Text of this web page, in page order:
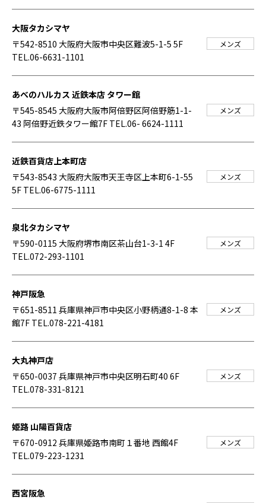
大阪タカシマヤ
〒542-8510 大阪府大阪市中央区難波5-1-5 5F
TEL.06-6631-1101
メンズ
あべのハルカス 近鉄本店 タワー館
〒545-8545 大阪府大阪市阿倍野区阿倍野筋1-1-
43 阿倍野近鉄タワー館7F TEL.06- 6624-1111
メンズ
近鉄百貨店上本町店
〒543-8543 大阪府大阪市天王寺区上本町6-1-55
5F TEL.06-6775-1111
メンズ
泉北タカシマヤ
〒590-0115 大阪府堺市南区茶山台1-3-1 4F
TEL.072-293-1101
メンズ
神戸阪急
〒651-8511 兵庫県神戸市中央区小野柄通8-1-8 本
館7F TEL.078-221-4181
メンズ
大丸神戸店
〒650-0037 兵庫県神戸市中央区明石町40 6F
TEL.078-331-8121
メンズ
姫路 山陽百貨店
〒670-0912 兵庫県姫路市南町１番地 西館4F
TEL.079-223-1231
メンズ
西宮阪急